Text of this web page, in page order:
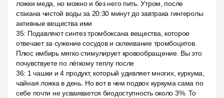
ложки меда, но можно и без него пить. Утром, после
стакана чистой воды за 20:30 минут до завтрака гингеролы
активные вещества ими
35: Подавляют синтез тромбоксана вещества, которое
отвечает за сужение сосудов и склеивание тромбоцитов.
Плюс имбирь мягко стимулирует кровообращение. Вы это
почувствуете по лёгкому теплу после
36: 1 чашки и 4 продукт, который удивляет многих, куркума,
чайная ложка в день. Но вот в чем подвох куркума сама по
себе почти не усваивается биодоступность около 3%. То